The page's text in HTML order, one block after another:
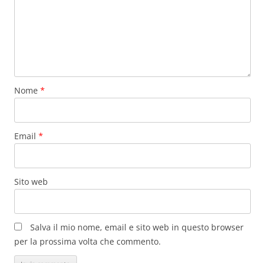
Nome *
Email *
Sito web
Salva il mio nome, email e sito web in questo browser
per la prossima volta che commento.